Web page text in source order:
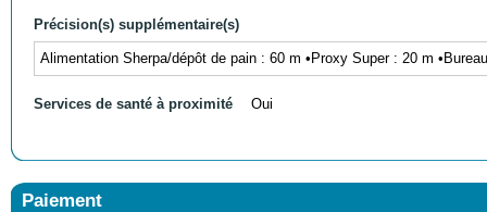
Précision(s) supplémentaire(s)
Alimentation Sherpa/dépôt de pain : 60 m •Proxy Super : 20 m
Services de santé à proximité Oui
Paiement